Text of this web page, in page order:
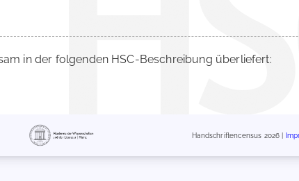
in der folgenden HSC-Beschreibung überliefert:
Handschriftencensus 2026 |